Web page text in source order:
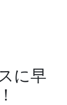
に早